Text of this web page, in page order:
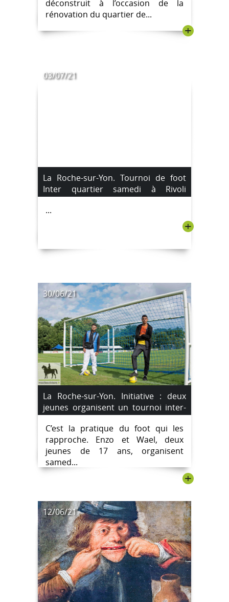
déconstruit à l’occasion de la
rénovation du quartier de...
+
03/07/21
La Roche-sur-Yon. Tournoi de foot
Inter quartier samedi à Rivoli
[Images]
...
+
30/06/21
La Roche-sur-Yon. Initiative : deux
jeunes organisent un tournoi inter-
quartier samedi prochain.
C’est la pratique du foot qui les
rapproche. Enzo et Wael, deux
jeunes de 17 ans, organisent
samed...
+
12/06/21